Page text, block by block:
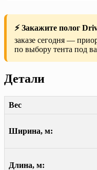
⚡ Закажите полог
заказе сегодня —
по выбору тента под
Детали
Вес
Ширина, м:
Длина, м: